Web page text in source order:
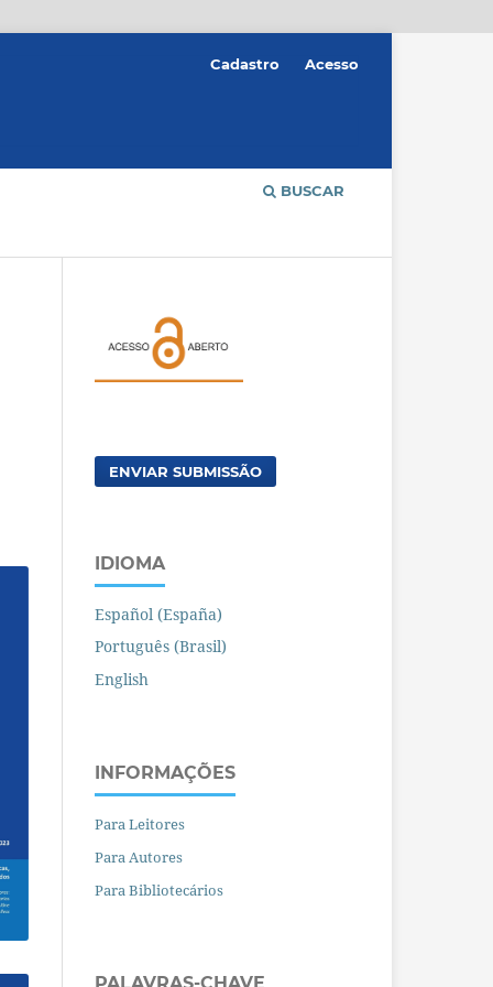
BUSCAR
Cadastro Acesso
ENVIAR SUBMISSÃO
IDIOMA
Español (España)
Português (Brasil)
English
INFORMAÇÕES
Para Leitores
Para Autores
Para Bibliotecários